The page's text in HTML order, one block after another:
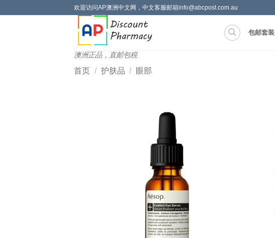
欢迎访问AP澳洲中文网，中文客服邮箱info@abcpost.com.au
澳洲正品，直邮包税
包邮套装
首页 / 护肤品 /
眼部